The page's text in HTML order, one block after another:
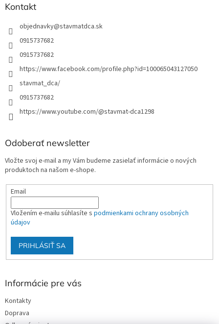
Kontakt
objednavky@stavmatdca.sk
0915737682
0915737682
https://www.facebook.com/profile.php?id=100065043127050
stavmat_dca/
0915737682
https://www.youtube.com/@stavmat-dca1298
Odoberať newsletter
Vložte svoj e-mail a my Vám budeme zasielať informácie o nových
produktoch na našom e-shope.
Email
Vložením e-mailu súhlasíte s podmienkami ochrany osobných
údajov
PRIHLÁSIŤ SA
Informácie pre vás
Kontakty
Doprava